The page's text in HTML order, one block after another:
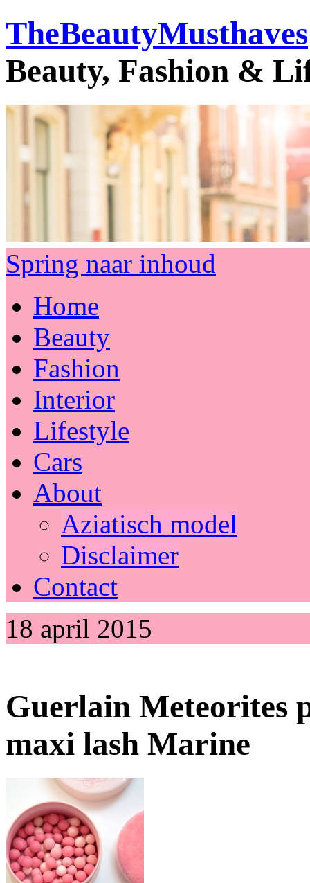
TheBeautyMusthaves
Beauty, Fashion &
Spring naar inhoud
Home
Beauty
Fashion
Interior
Lifestyle
Cars
About
Aziatisch model
Disclaimer
Contact
18 april 2015
Guerlain Meteorites
maxi lash Marine